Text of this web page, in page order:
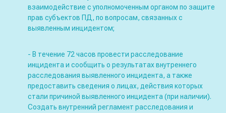
взаимодействие с уполномоченным органом по защите
прав субъектов ПД, по вопросам, связанных с
выявленным инцидентом;
- В течение 72 часов провести расследование
инцидента и сообщить о результатах внутреннего
расследования выявленного инцидента, а также
предоставить сведения о лицах, действия которых
стали причиной выявленного инцидента (при наличии).
Создать внутренний регламент расследования и